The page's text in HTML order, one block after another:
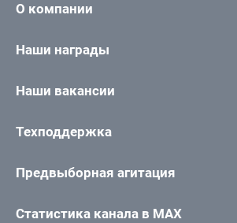
О компании
Наши награды
Наши вакансии
Техподдержка
Предвыборная агитация
Статистика канала в MAX